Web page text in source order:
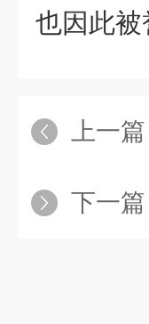
也因此被
上一篇
下一篇